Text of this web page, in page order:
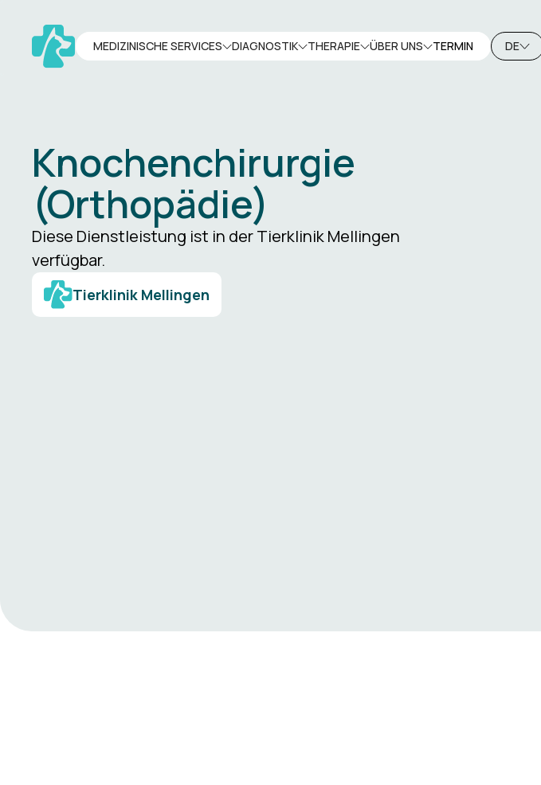
MEDIZINISCHE SERVICES DIAGNOSTIK THERAPIE ÜBER UNS TERMIN DE
Knochenchirurgie
(Orthopädie)
Diese Dienstleistung ist in der Tierklinik Mellingen
verfügbar.
Tierklinik Mellingen